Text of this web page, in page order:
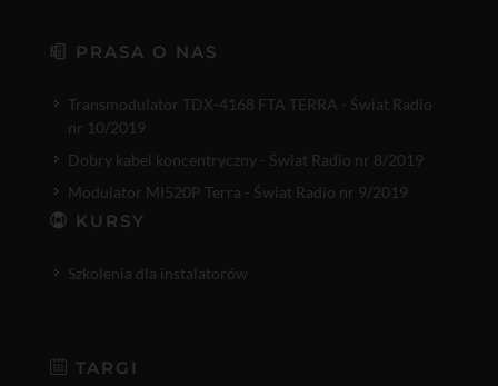
PRASA O NAS
Transmodulator TDX-4168 FTA TERRA - Świat Radio
nr 10/2019
Dobry kabel koncentryczny - Świat Radio nr 8/2019
Modulator MI520P Terra - Świat Radio nr 9/2019
KURSY
Szkolenia dla instalatorów
TARGI